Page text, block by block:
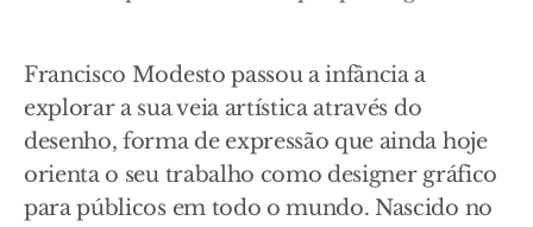
Francisco Modesto passou a infância a
explorar a sua veia artística através do
desenho, forma de expressão que ainda hoje
orienta o seu trabalho como designer gráfico
para públicos em todo o mundo. Nascido no